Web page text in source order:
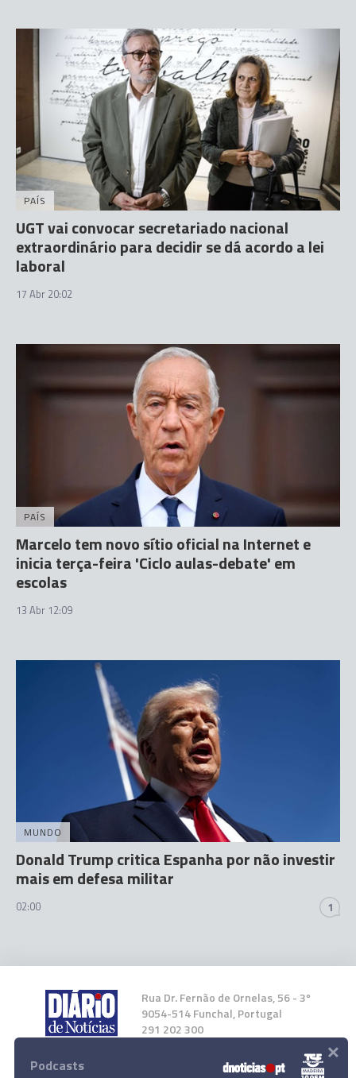
PAÍS
UGT vai convocar secretariado nacional
extraordinário para decidir se dá acordo a lei
laboral
17 Abr 20:02
PAÍS
Marcelo tem novo sítio oficial na Internet e
inicia terça-feira 'Ciclo aulas-debate' em
escolas
13 Abr 12:09
MUNDO
Donald Trump critica Espanha por não investir
mais em defesa militar
02:00 1
Rua Dr. Fernão de Ornelas, 56 - 3º
9054-514 Funchal, Portugal
291 202 300
Instale a nossa App
Podcasts ×